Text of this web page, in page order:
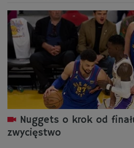
Nuggets o krok od
zwycięstwo